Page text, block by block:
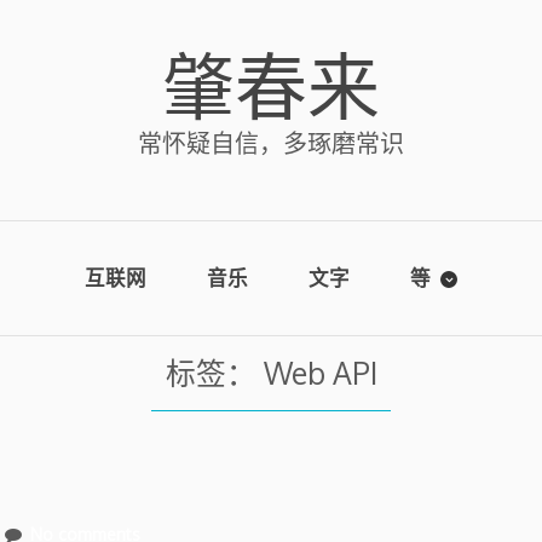
肇春来
常怀疑自信，多琢磨常识
互联网 音乐 文字 等
标签： Web API